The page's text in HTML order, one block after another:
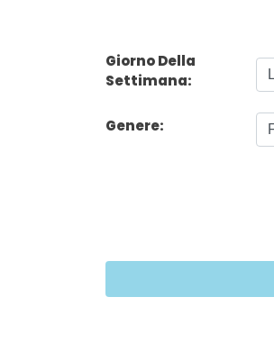
Giorno Della
Settimana:
Genere: